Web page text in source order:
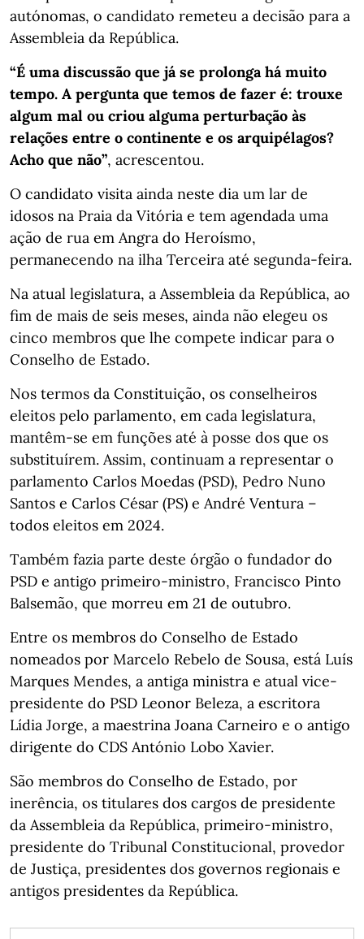
autónomas, o candidato remeteu a decisão para a
Assembleia da República.
“É uma discussão que já se prolonga há muito
tempo. A pergunta que temos de fazer é: trouxe
algum mal ou criou alguma perturbação às
relações entre o continente e os arquipélagos?
Acho que não”, acrescentou.
O candidato visita ainda neste dia um lar de
idosos na Praia da Vitória e tem agendada uma
ação de rua em Angra do Heroísmo,
permanecendo na ilha Terceira até segunda-feira.
Na atual legislatura, a Assembleia da República, ao
fim de mais de seis meses, ainda não elegeu os
cinco membros que lhe compete indicar para o
Conselho de Estado.
Nos termos da Constituição, os conselheiros
eleitos pelo parlamento, em cada legislatura,
mantêm-se em funções até à posse dos que os
substituírem. Assim, continuam a representar o
parlamento Carlos Moedas (PSD), Pedro Nuno
Santos e Carlos César (PS) e André Ventura –
todos eleitos em 2024.
Também fazia parte deste órgão o fundador do
PSD e antigo primeiro-ministro, Francisco Pinto
Balsemão, que morreu em 21 de outubro.
Entre os membros do Conselho de Estado
nomeados por Marcelo Rebelo de Sousa, está Luís
Marques Mendes, a antiga ministra e atual vice-
presidente do PSD Leonor Beleza, a escritora
Lídia Jorge, a maestrina Joana Carneiro e o antigo
dirigente do CDS António Lobo Xavier.
São membros do Conselho de Estado, por
inerência, os titulares dos cargos de presidente
da Assembleia da República, primeiro-ministro,
presidente do Tribunal Constitucional, provedor
de Justiça, presidentes dos governos regionais e
antigos presidentes da República.